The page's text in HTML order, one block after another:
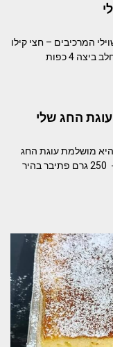
המרכיבים – חצי קילו
עוגת החג שלי
10 דקות הכנה והיא מושלמת עוגת החג
שלי מאת – חני קונאשוילי תבנית 26. המרכיבים- 250 גרם פתיבר בהיר